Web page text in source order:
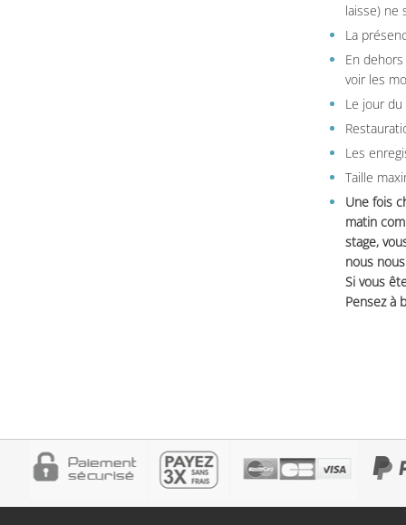
laisse) ne
La
En
voir les
Le jour
Les
Taille
Une fois
matin
stage,
nous
Si vous
Pensez à